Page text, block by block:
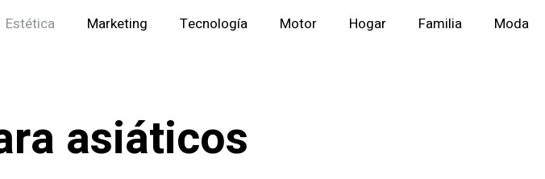
Estética Marketing Tecnología Motor Hogar Familia Moda
asiáticos